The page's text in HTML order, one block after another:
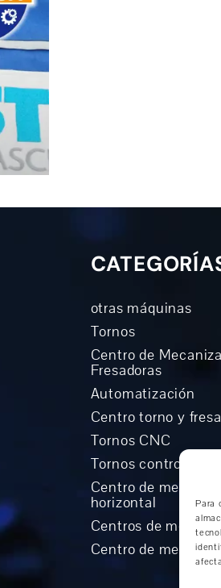
Para
otras máquinas
Tornos
Centro de
Fresadoras
Automatización
Centro torno y
Tornos CNC
Tornos controlados
Centro de
horizontal
Centros de
Centro de